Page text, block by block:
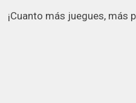
¡Cuanto más juegues, más